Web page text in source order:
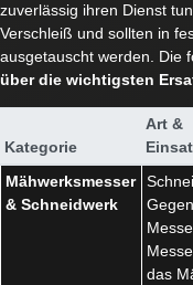
zuverlässig ihren Dienst
Verschleiß und sollten in
ausgetauscht werden. Die
über die wichtigsten
Kategorie
Art &
Mähwerksmesser
& Schneidwerk
das